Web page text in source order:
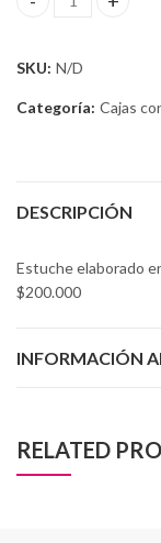
Rosas Combinadas
SKU: N/D
Categoría: Cajas
DESCRIPCIÓN
Estuche elaborado
$200.000
INFORMACIÓN
RELATED